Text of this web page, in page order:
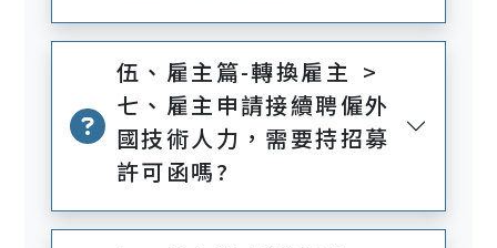
伍、雇主篇-轉換雇主 >
七、雇主申請接續聘僱外
國技術人力，需要持招募
許可函嗎?